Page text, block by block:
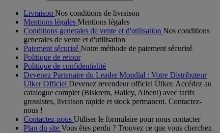
Livraison Nos conditions de livraison
Mentions légales Mentions légales
Conditions generales de vente et d'utilisation Nos conditions
generales de vente et d'utilisation
Paiement sécurisé Notre méthode de paiement sécurisé
Politique de retour
Politique de confidentialité
Devenez Partenaire du Leader Mondial : Votre Distributeur
Ülker Officiel Devenez revendeur officiel Ülker. Accédez au
catalogue complet (Biskrem, Halley, Albeni) avec tarifs
grossistes, livraison rapide et stock permanent. Contactez-
nous !
Contactez-nous Utiliser le formulaire pour nous contacter
Plan du site Vous êtes perdu ? Trouvez ce que vous cherchez